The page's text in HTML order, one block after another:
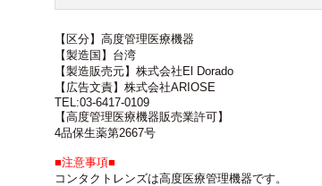
【区分】高度管理医療機器
【製造国】台湾
【製造販売元】株式会社El Dorado
【広告文責】株式会社ARIOSE
TEL:03-6417-0109
【高度管理医療機器販売業許可】
4品保生薬第2667号
■注意事項■
コンタクトレンズは高度医療管理機器です。